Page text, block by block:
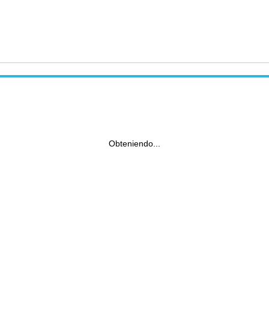
Obteniendo...